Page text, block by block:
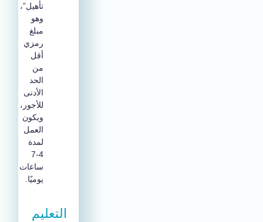
تأهيل”،
مبلغ
رمزي
الحد
الأدنى
للأجور،
ويكون
العمل
لمدة
ساعات
يوميًا.
التعليم